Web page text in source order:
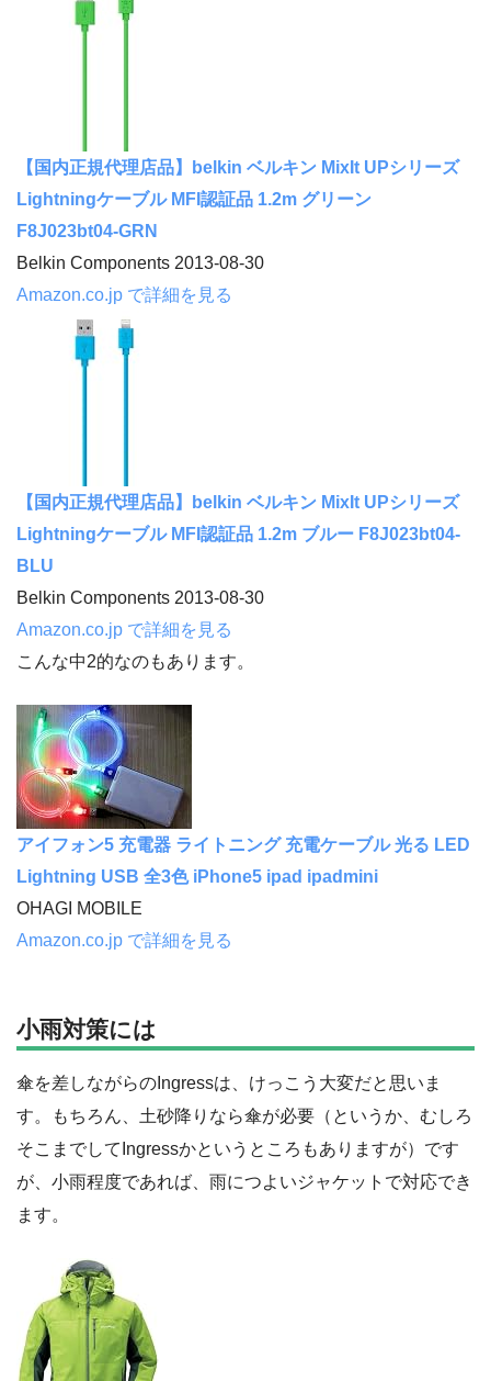
【国内正規代理店品】belkin ベルキン MixIt UPシリーズ
Lightningケーブル MFI認証品 1.2m グリーン
F8J023bt04-GRN
Belkin Components 2013-08-30
Amazon.co.jp で詳細を見る
【国内正規代理店品】belkin ベルキン MixIt UPシリーズ
Lightningケーブル MFI認証品 1.2m ブルー F8J023bt04-
BLU
Belkin Components 2013-08-30
Amazon.co.jp で詳細を見る
こんな中2的なのもあります。
アイフォン5 充電器 ライトニング 充電ケーブル 光る LED
Lightning USB 全3色 iPhone5 ipad ipadmini
OHAGI MOBILE
Amazon.co.jp で詳細を見る
小雨対策には
傘を差しながらのIngressは、けっこう大変だと思いま
す。もちろん、土砂降りなら傘が必要（というか、むしろ
そこまでしてIngressかというところもありますが）です
が、小雨程度であれば、雨につよいジャケットで対応でき
ます。